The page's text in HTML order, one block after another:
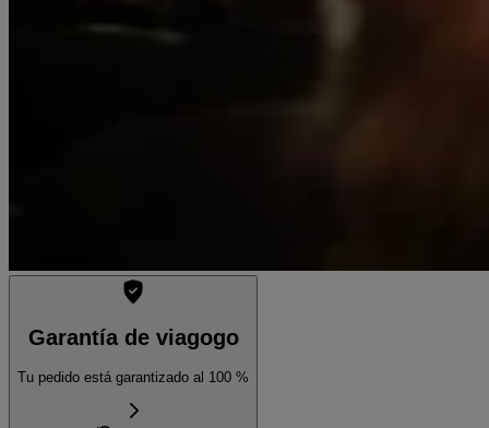
Garantía de viagogo
Tu pedido está garantizado al 100 %